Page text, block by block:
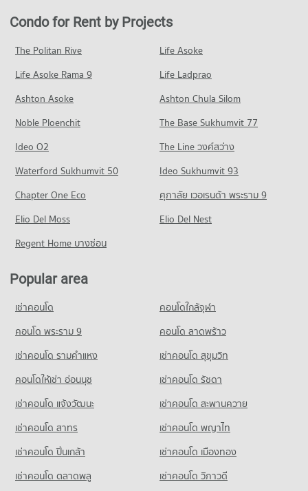
Condo for Rent Chon Buri Physical Education School
11 properties for rent
49 properties for sale
Condo Wat Rat Samosorn School Chon Buri
PROJECT_COUNT
Condo for Rent Wat Rat Samosorn School Chon Buri
3 properties for rent
Condo for Sale Wat Rat Samosorn School Chon Buri
18 properties for sale
Condo Phongsiri Wittaya School Chon Buri
Condo for Rent Phongsiri Wittaya School Chon Buri
Condo for Sale Phongsiri Wittaya School Chon Buri
48 properties for sale
Condo for Sale in Muang Chon Buri Chonburi
749 properties for sale
Condo Chonburi Bypass
PROJECT_COUNT
Condo for Rent near Chonburi Bypass
88 properties for rent
Condo for Sale near Chonburi Bypass
54 properties for sale
Condo Nong Mai Daeng
Condo for Rent near Nong Mai Daeng
405 properties for rent
Condo for Sale near Nong Mai Daeng
344 properties for sale
Condo Amata Nakorn
Condo for Rent near Amata Nakorn
69 properties for rent
Condo for Sale near Amata Nakorn
269 properties for sale
Condo Ammata Nakhon Industrial Estate
PROJECT_COUNT
Condo for Rent near Ammata Nakhon Industrial Estate
Condo for Sale near Ammata Nakhon Industrial Estate
273 properties for sale
Condo for Rent near Vibharam Amata Nakorn Hospital
11 properties for rent
Condo for Sale near Vibharam Amata Nakorn Hospital
46 properties for sale
PROJECT_COUNT
Condo for Rent near Nong Mai Daeng Basic Public Health
18 properties for rent
Condo for Sale near Nong Mai Daeng Basic Public Health
59 properties for sale
Condo 3rd Infantryman Battalion 21st Infantry
Regiment
Condo for Rent near 3rd Infantryman Battalion 21st Infantry
Regiment
16 properties for rent
Condo for Sale near 3rd Infantryman Battalion 21st Infantry
Regiment
49 properties for sale
Condo Chonburi Provincial Transport Office
PROJECT_COUNT
9 properties for rent
Condo for Sale near Chonburi Provincial Transport Office
Condo for Rent by Projects
The Politan Rive
Life Asoke
Life Asoke Rama 9
Life Ladprao
Ashton Asoke
Ashton Chula Silom
Noble Ploenchit
The Base Sukhumvit 77
Ideo O2
The Line วงศ์สว่าง
Waterford Sukhumvit 50
Ideo Sukhumvit 93
Chapter One Eco
ศุภาลัย เวอเรนด้า พระราม 9
Elio Del Moss
Elio Del Nest
Regent Home บางซ่อน
Popular area
เช่าคอนโด
คอนโดใกล้จุฬา
คอนโด พระราม 9
คอนโด ลาดพร้าว
เช่าคอนโด รามคําแหง
เช่าคอนโด สุขุมวิท
คอนโดให้เช่า อ่อนนุช
เช่าคอนโด รัชดา
เช่าคอนโด แจ้งวัฒนะ
เช่าคอนโด สะพานควาย
เช่าคอนโด สาทร
เช่าคอนโด พญาไท
เช่าคอนโด ปิ่นเกล้า
เช่าคอนโด เมืองทอง
เช่าคอนโด ตลาดพลู
เช่าคอนโด วิภาวดี